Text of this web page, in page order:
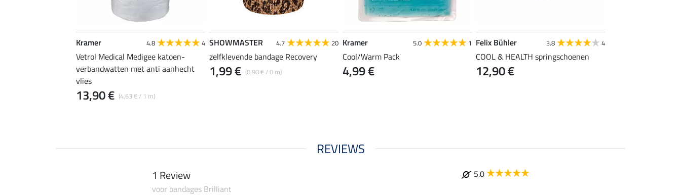
Kramer 4.8 4
Vetrol Medical Medigee katoen-
verbandwatten met anti aanhecht
vlies
(4,63 € / 1 m)
13,90 €
SHOWMASTER 4.7 20
zelfklevende bandage Recovery
(0,90 € / 0 m)
1,99 €
Kramer 5.0 1
Cool/Warm Pack
4,99 €
Felix Bühler 3.8 4
COOL & HEALTH springschoenen
12,90 €
REVIEWS
1 Review
5.0
voor bandages Brilliant